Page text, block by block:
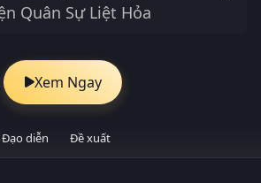
Quân Sự Liệt Hỏa
Xem Ngay
Đạo diễn Đề xuất